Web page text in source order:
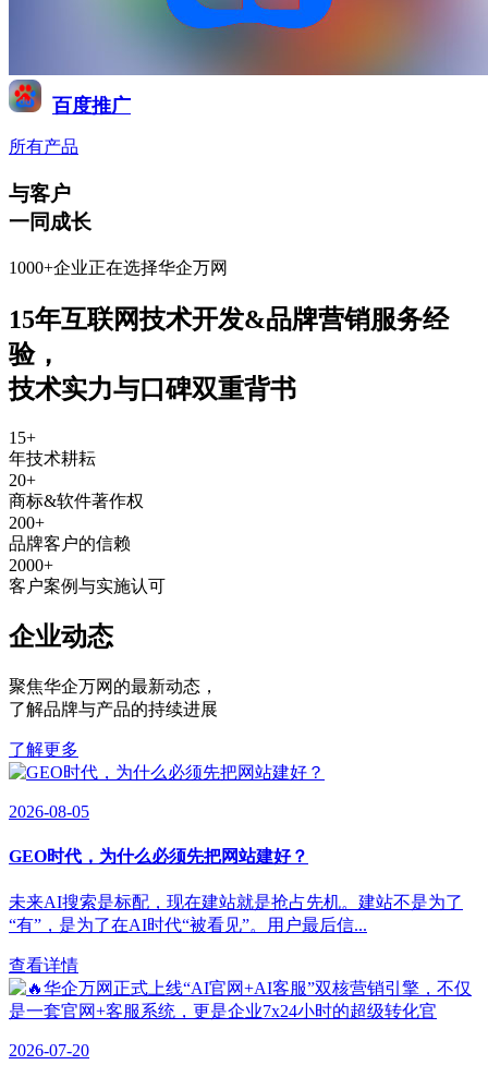
百度推广
所有产品
与客户
一同成长
1000+企业正在选择华企万网
15年互联网技术开发&品牌营销服务经
验，
技术实力与口碑双重背书
15+
年技术耕耘
20+
商标&软件著作权
200+
品牌客户的信赖
2000+
客户案例与实施认可
企业动态
聚焦华企万网的最新动态 ，
了解品牌与产品的持续进展
了解更多
2026-08-05
GEO时代，为什么必须先把网站建好？
未来AI搜索是标配，现在建站就是抢占先机。建站不是为了
“有”，是为了在AI时代“被看见”。用户最后信...
查看详情
2026-07-20